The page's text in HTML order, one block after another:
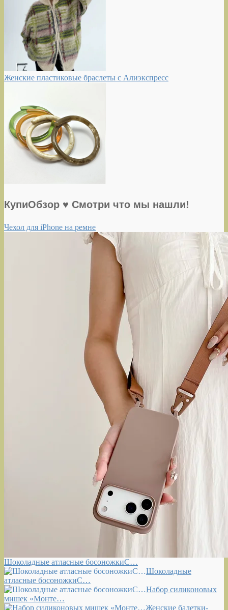
Женские пластиковые браслеты с Алиэкспресс
КупиОбзор ♥ Смотри что мы нашли!
Чехол для iPhone на ремне
Шоколадные атласные босоножкиС…
Шоколадные
атласные босоножкиС…
Набор силиконовых
мишек «Монте…
Женские балетки-